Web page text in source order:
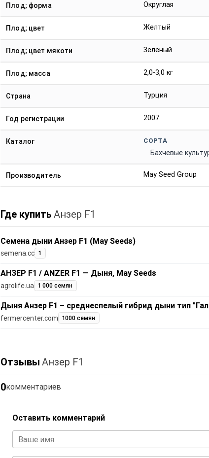
Плод; форма Округлая
Плод; цвет Желтый
Плод; цвет мякоти Зеленый
Плод; масса 2,0-3,0 кг
Страна Турция
Год регистрации 2007
Каталог СОРТА
Бахчевые
Производитель May Seed Group
Где купить Анзер F1
Семена дыни Анзер F1 (May Seeds)
semena.cc 1
АНЗЕР F1 / ANZER F1 — Дыня, May Seeds
agrolife.ua 1 000 семян
Дыня Анзер F1 – среднеспелый гибрид дыни тип
fermercenter.com 1000 семян
Отзывы Анзер F1
0комментариев
Оставить комментарий
Ваше имя